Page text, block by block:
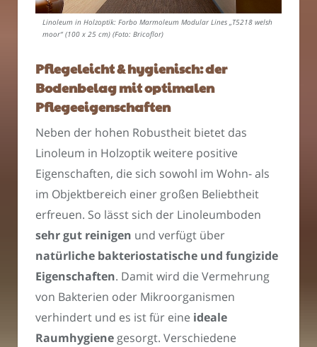
Linoleum in Holzoptik: Forbo Marmoleum Modular Lines „T5218 welsh
moor“ (100 x 25 cm) (Foto: Bricoflor)
Pflegeleicht & hygienisch: der
Bodenbelag mit optimalen
Pflegeeigenschaften
Neben der hohen Robustheit bietet das
Linoleum in Holzoptik weitere positive
Eigenschaften, die sich sowohl im Wohn- als
im Objektbereich einer großen Beliebtheit
erfreuen. So lässt sich der Linoleumboden
sehr gut reinigen und verfügt über
natürliche bakteriostatische und fungizide
Eigenschaften. Damit wird die Vermehrung
von Bakterien oder Mikroorganismen
verhindert und es ist für eine ideale
Raumhygiene gesorgt. Verschiedene